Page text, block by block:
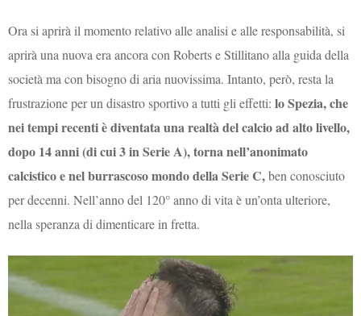
Ora si aprirà il momento relativo alle analisi e alle responsabilità, si
aprirà una nuova era ancora con Roberts e Stillitano alla guida della
società ma con bisogno di aria nuovissima. Intanto, però, resta la
frustrazione per un disastro sportivo a tutti gli effetti:lo Spezia, che
nei tempi recenti è diventata una realtà del calcio ad alto livello,
dopo 14 anni (di cui 3 in Serie A), torna nell’anonimato
calcistico e nel burrascoso mondo della Serie C,ben conosciuto
per decenni. Nell’anno del 120° anno di vita è un’onta ulteriore,
nella speranza di dimenticare in fretta.